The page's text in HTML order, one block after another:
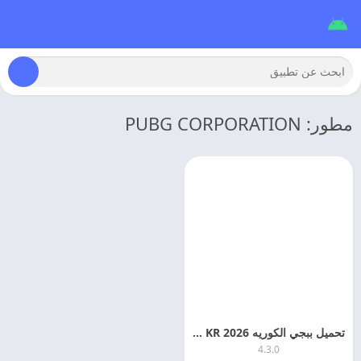
مطور: PUBG CORPORATION
تحميل ببجي الكوريه 2026 PUBG MOBILE KR احدث اصدار مجانا
4.3.0